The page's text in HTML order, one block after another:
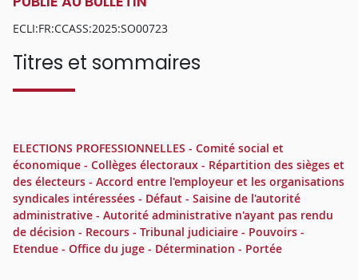
ECLI:FR:CCASS:2025:SO00723
Titres et sommaires
ELECTIONS PROFESSIONNELLES - Comité social et
économique - Collèges électoraux - Répartition des sièges et
des électeurs - Accord entre l'employeur et les organisations
syndicales intéressées - Défaut - Saisine de l'autorité
administrative - Autorité administrative n'ayant pas rendu
de décision - Recours - Tribunal judiciaire - Pouvoirs -
Etendue - Office du juge - Détermination - Portée